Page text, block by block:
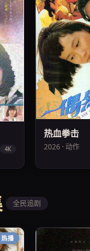
4K
热血拳击
2026 · 动作
全民追剧
热播